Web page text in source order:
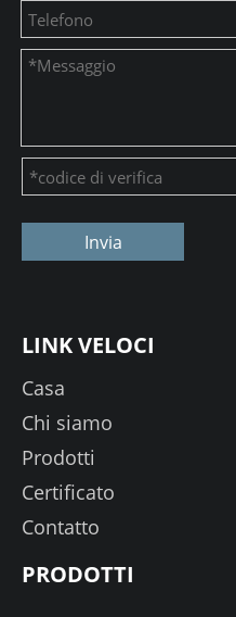
Invia
LINK VELOCI
Casa
Chi siamo
Prodotti
Certificato
Contatto
PRODOTTI